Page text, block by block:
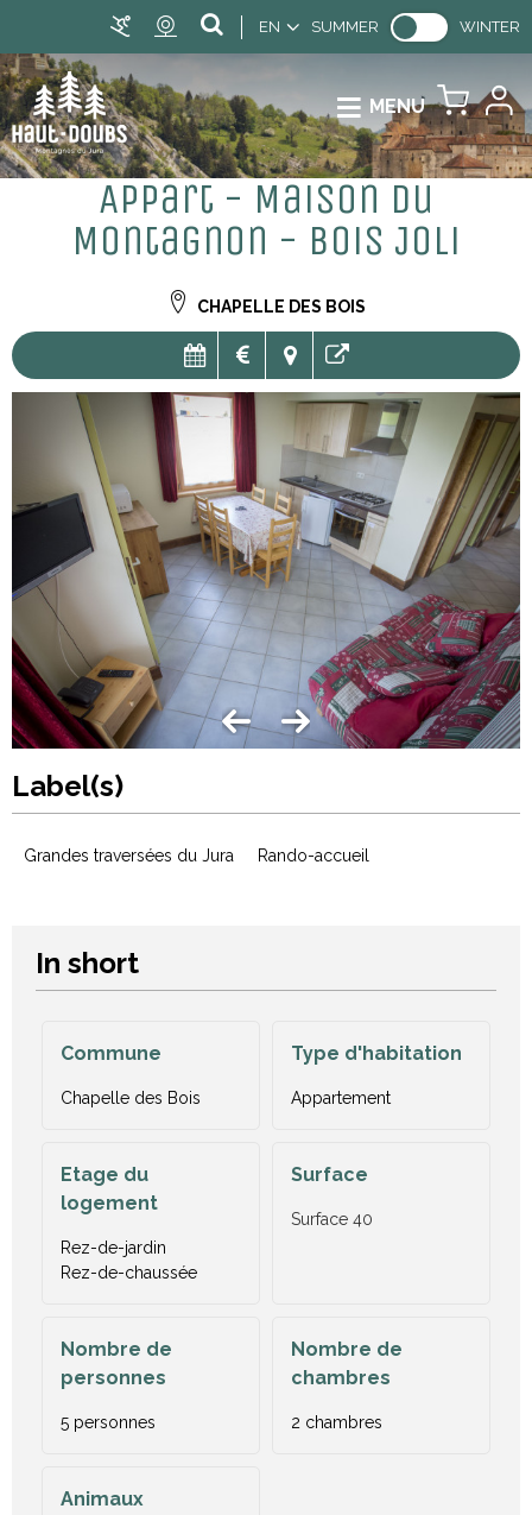
EN SUMMER WINTER
MENU
Appart - Maison du
Montagnon - Bois Joli
CHAPELLE DES BOIS
Label(s)
Grandes traversées du Jura Rando-accueil
In short
Commune
Chapelle des Bois
Type d'habitation
Appartement
Etage du
logement
Rez-de-jardin
Rez-de-chaussée
Surface
Surface 40
Nombre de
personnes
5 personnes
Nombre de
chambres
2 chambres
Animaux